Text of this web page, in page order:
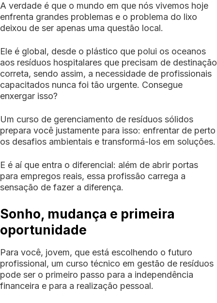
A verdade é que o mundo em que nós vivemos hoje
enfrenta grandes problemas e o problema do lixo
deixou de ser apenas uma questão local.
Ele é global, desde o plástico que polui os oceanos
aos resíduos hospitalares que precisam de destinação
correta, sendo assim, a necessidade de profissionais
capacitados nunca foi tão urgente. Consegue
enxergar isso?
Um curso de gerenciamento de resíduos sólidos
prepara você justamente para isso: enfrentar de perto
os desafios ambientais e transformá-los em soluções.
E é aí que entra o diferencial: além de abrir portas
para empregos reais, essa profissão carrega a
sensação de fazer a diferença.
Sonho, mudança e primeira
oportunidade
Para você, jovem, que está escolhendo o futuro
profissional, um curso técnico em gestão de resíduos
pode ser o primeiro passo para a independência
financeira e para a realização pessoal.